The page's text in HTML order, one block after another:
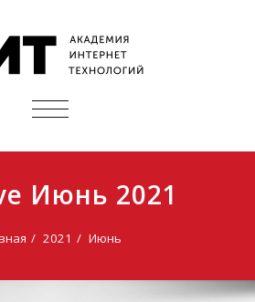
ПОКАЗАТЬ/
Июнь 2021
2021 Июнь